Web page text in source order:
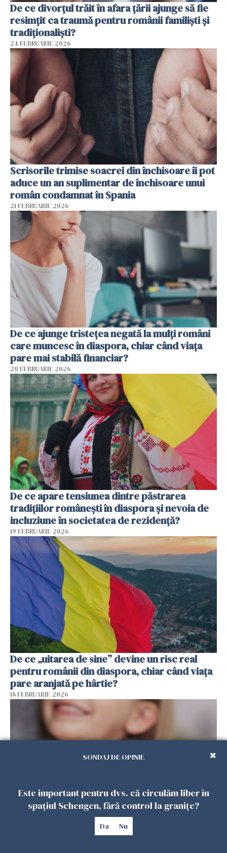
De ce divorțul trăit în afara țării ajunge să fie
resimțit ca traumă pentru românii familiști și
tradiționaliști?
24 FEBRUARIE 2026
Scrisorile trimise soacrei din închisoare îi pot
aduce un an suplimentar de închisoare unui
român condamnat în Spania
21 FEBRUARIE 2026
De ce ajunge tristețea negată la mulți români
care muncesc în diaspora, chiar când viața
pare mai stabilă financiar?
20 FEBRUARIE 2026
De ce apare tensiunea dintre păstrarea
tradițiilor românești în diaspora și nevoia de
incluziune în societatea de rezidență?
19 FEBRUARIE 2026
De ce „uitarea de sine” devine un risc real
pentru românii din diaspora, chiar când viața
pare aranjată pe hârtie?
18 FEBRUARIE 2026
Alocație universală pentru copii în Spania.
100.000 de români ar putea primi 200 de euro
SONDAJ DE OPINIE
Este important pentru dvs. că circulăm liber în
spațiul Schengen, fără control la granițe?
Da Nu